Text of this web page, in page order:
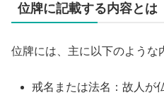
位牌に記載する内容とは
位牌には、主に以下のような
戒名または法名：故人が